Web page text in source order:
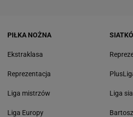
PIŁKA NOŻNA
Ekstraklasa
Reprezentacja
Liga mistrzów
Liga Europy
Liga